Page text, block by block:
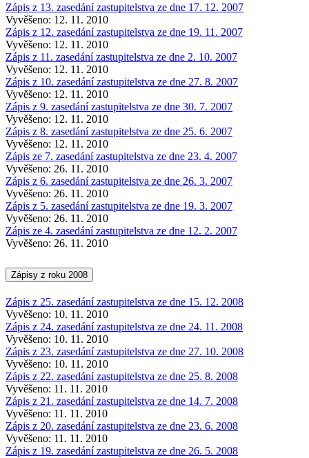
Zápis z 13. zasedání zastupitelstva ze dne 17. 12. 2007
Vyvěšeno: 12. 11. 2010
Zápis z 12. zasedání zastupitelstva ze dne 19. 11. 2007
Vyvěšeno: 12. 11. 2010
Zápis z 11. zasedání zastupitelstva ze dne 2. 10. 2007
Vyvěšeno: 12. 11. 2010
Zápis z 10. zasedání zastupitelstva ze dne 27. 8. 2007
Vyvěšeno: 12. 11. 2010
Zápis z 9. zasedání zastupitelstva ze dne 30. 7. 2007
Vyvěšeno: 12. 11. 2010
Zápis z 8. zasedání zastupitelstva ze dne 25. 6. 2007
Vyvěšeno: 12. 11. 2010
Zápis ze 7. zasedání zastupitelstva ze dne 23. 4. 2007
Vyvěšeno: 26. 11. 2010
Zápis z 6. zasedání zastupitelstva ze dne 26. 3. 2007
Vyvěšeno: 26. 11. 2010
Zápis z 5. zasedání zastupitelstva ze dne 19. 3. 2007
Vyvěšeno: 26. 11. 2010
Zápis ze 4. zasedání zastupitelstva ze dne 12. 2. 2007
Vyvěšeno: 26. 11. 2010
Zápisy z roku 2008
Zápis z 25. zasedání zastupitelstva ze dne 15. 12. 2008
Vyvěšeno: 10. 11. 2010
Zápis z 24. zasedání zastupitelstva ze dne 24. 11. 2008
Vyvěšeno: 10. 11. 2010
Zápis z 23. zasedání zastupitelstva ze dne 27. 10. 2008
Vyvěšeno: 10. 11. 2010
Zápis z 22. zasedání zastupitelstva ze dne 25. 8. 2008
Vyvěšeno: 11. 11. 2010
Zápis z 21. zasedání zastupitelstva ze dne 14. 7. 2008
Vyvěšeno: 11. 11. 2010
Zápis z 20. zasedání zastupitelstva ze dne 23. 6. 2008
Vyvěšeno: 11. 11. 2010
Zápis z 19. zasedání zastupitelstva ze dne 26. 5. 2008